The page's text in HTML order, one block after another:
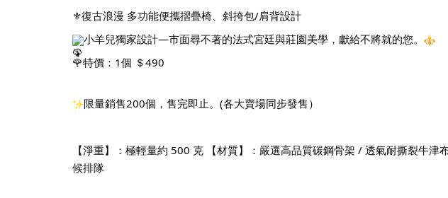
⚜️復古浪漫 多功能便攜摺疊椅、斜挎包/肩背設計
小羊兒獨家設計—市面尋不著的法式宮廷與莊園美學，獻給不將就的您。
🌹特價：1個 ＄490
限量銷售200個，售完即止。(各大賣場同步發售）
【淨重】：極輕量約 500 克 【材質】：嚴選高品質碳鋼骨架 / 透氣耐撕裂牛
候排隊